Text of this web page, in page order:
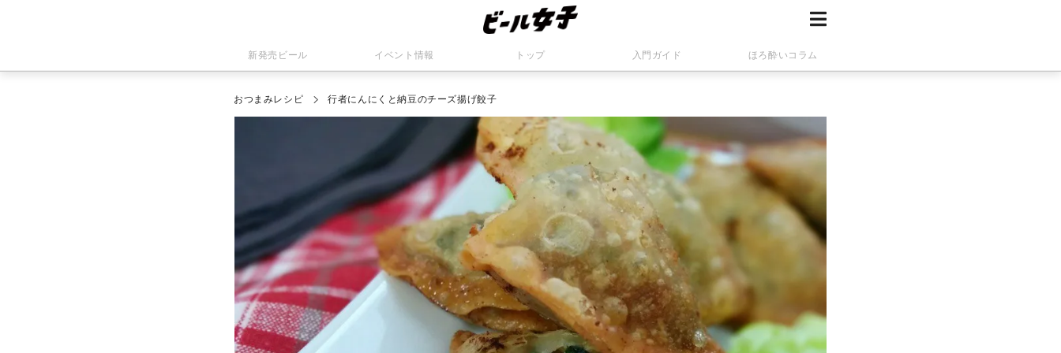
新発売ビール イベント情報 トップ 入門ガイド ほろ酔いコラム
おつまみレシピ 行者にんにくと納豆のチーズ揚げ餃子